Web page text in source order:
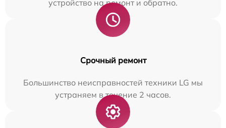
устройство на ремонт и обратно.
Срочный ремонт
Большинство неисправностей техники LG мы
устраняем в течение 2 часов.